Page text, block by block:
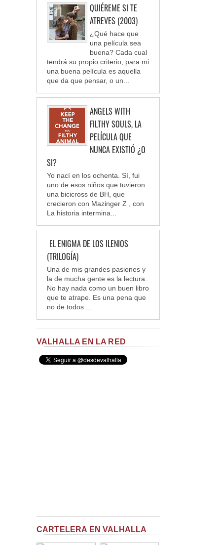
QUIÉREME SI TE
ATREVES (2003)
¿Qué hace que
una película sea
buena? Cada cual
tendrá su propio criterio, para mi
una buena película es aquella
que da que pensar, o un...
ANGELS WITH
FILTHY SOULS, LA
PELÍCULA QUE
NUNCA EXISTIÓ ¿O
SI?
Yo nací en los ochenta. Sí, fui
uno de esos niños que tuvieron
una bicicross de BH, que
crecieron con Mazinger Z , con
La historia intermina...
EL ENIGMA DE LOS ILENIOS
(TRILOGÍA)
Una de mis grandes pasiones y
la de mucha gente es la lectura.
No hay nada como un buen libro
que te atrape. Es una pena que
no de todos ...
VALHALLA EN LA RED
CARTELERA EN VALHALLA